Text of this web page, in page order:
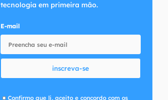
tecnologia em primeira mão.
E-mail
inscreva-se
Confirmo que li, aceito e concordo com os